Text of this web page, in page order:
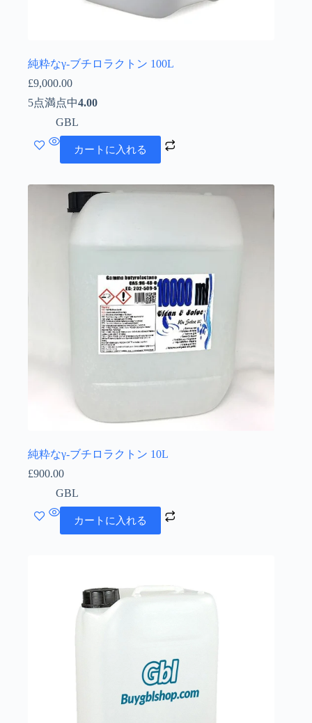
純粋なγ-ブチロラクトン 100L
£9,000.00
5点満点中4.00
GBL
カートに入れる
純粋なγ-ブチロラクトン 10L
£900.00
GBL
カートに入れる